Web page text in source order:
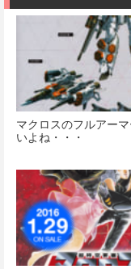
マクロスのフルアー
いよね・・・